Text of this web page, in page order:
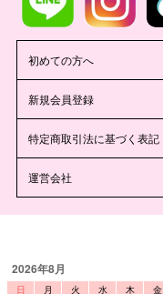
初めての方へ
新規会員登録
特定商取引法に基づく表記
運営会社
2026年8月
日 月 火 水 木 金